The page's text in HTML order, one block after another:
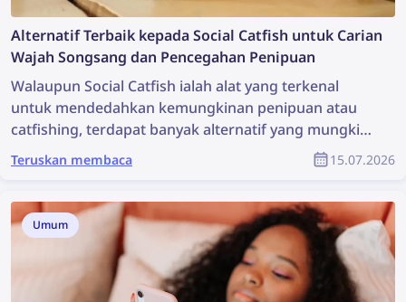
Alternatif Terbaik kepada Social Catfish untuk Carian
Wajah Songsang dan Pencegahan Penipuan
Walaupun Social Catfish ialah alat yang terkenal
untuk mendedahkan kemungkinan penipuan atau
catfishing, terdapat banyak alternatif yang mungkin
lebih berkesan. Ketahui alternatif terbaik kepada
Social Catfish untuk carian wajah songsang dan
Teruskan membaca 15.07.2026
Umum